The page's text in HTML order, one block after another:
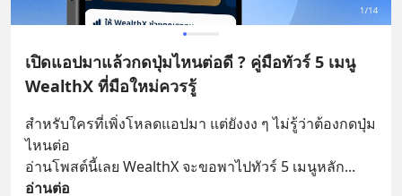
เปิดแอปมาแล้วกดปุ่มไหนต่อดี ? คู่มือทัวร์ 5 เมนู
WealthX ที่มือใหม่ควรรู้
สำหรับใครที่เพิ่งโหลดแอปมา แต่ยังงง ๆ ไม่รู้ว่าต้องกดปุ่ม
ไหนต่อ
อ่านโพสต์นี้เลย WealthX จะขอพาไปทัวร์ 5 เมนูหลัก
อ่านต่อ